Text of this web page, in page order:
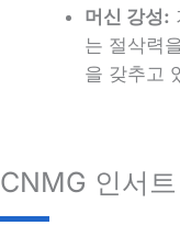
머신 강성:
는 절삭력
을 갖추고
CNMG 인서